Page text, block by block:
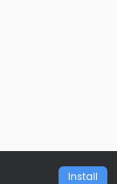
Install